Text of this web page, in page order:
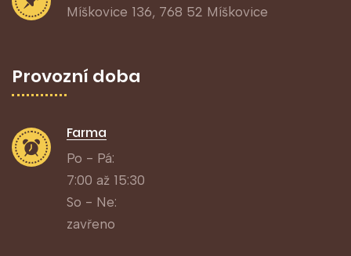
Míškovice 136, 768 52 Míškovice
Provozní doba
Farma
Po - Pá:
7:00 až 15:30
So - Ne:
zavřeno